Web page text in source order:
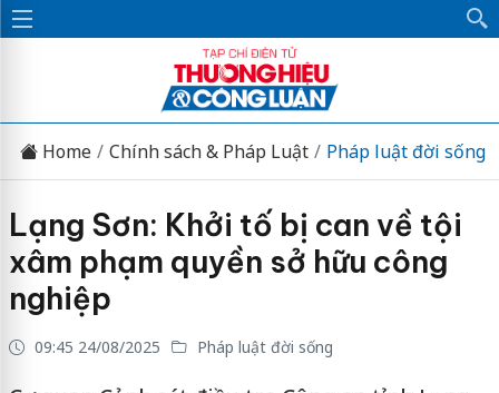
Home Chính sách & Pháp Luật Pháp luật đời sống
Lạng Sơn: Khởi tố bị can về tội
xâm phạm quyền sở hữu công
nghiệp
09:45 24/08/2025 Pháp luật đời sống